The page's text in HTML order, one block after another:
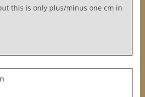
this is only plus/minus one cm in